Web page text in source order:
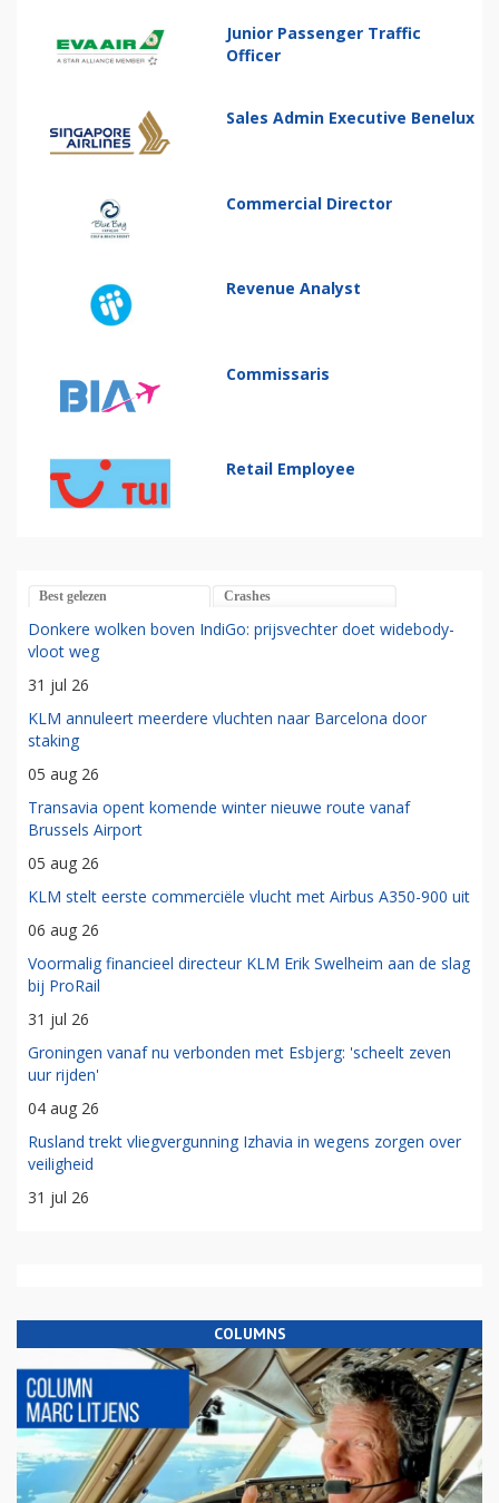
Junior Passenger Traffic
Officer
Sales Admin Executive Benelux
Commercial Director
Revenue Analyst
Commissaris
Retail Employee
Best gelezen Crashes
Donkere wolken boven IndiGo: prijsvechter doet widebody-
vloot weg
31 jul 26
KLM annuleert meerdere vluchten naar Barcelona door
staking
05 aug 26
Transavia opent komende winter nieuwe route vanaf
Brussels Airport
05 aug 26
KLM stelt eerste commerciële vlucht met Airbus A350-900 uit
06 aug 26
Voormalig financieel directeur KLM Erik Swelheim aan de slag
bij ProRail
31 jul 26
Groningen vanaf nu verbonden met Esbjerg: 'scheelt zeven
uur rijden'
04 aug 26
Rusland trekt vliegvergunning Izhavia in wegens zorgen over
veiligheid
31 jul 26
COLUMNS